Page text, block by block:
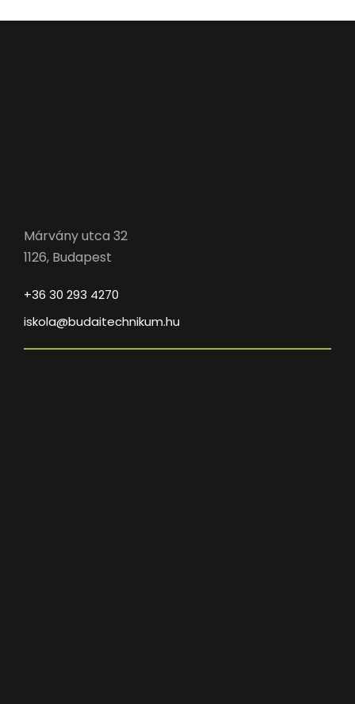
Márvány utca 32
1126, Budapest
+36 30 293 4270
iskola@budaitechnikum.hu